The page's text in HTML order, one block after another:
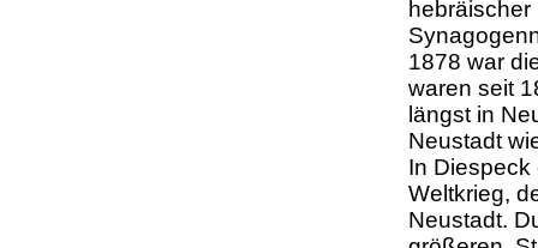
1878 war
waren seit
längst in
Neustadt
In
Weltkrieg,
Neustadt.